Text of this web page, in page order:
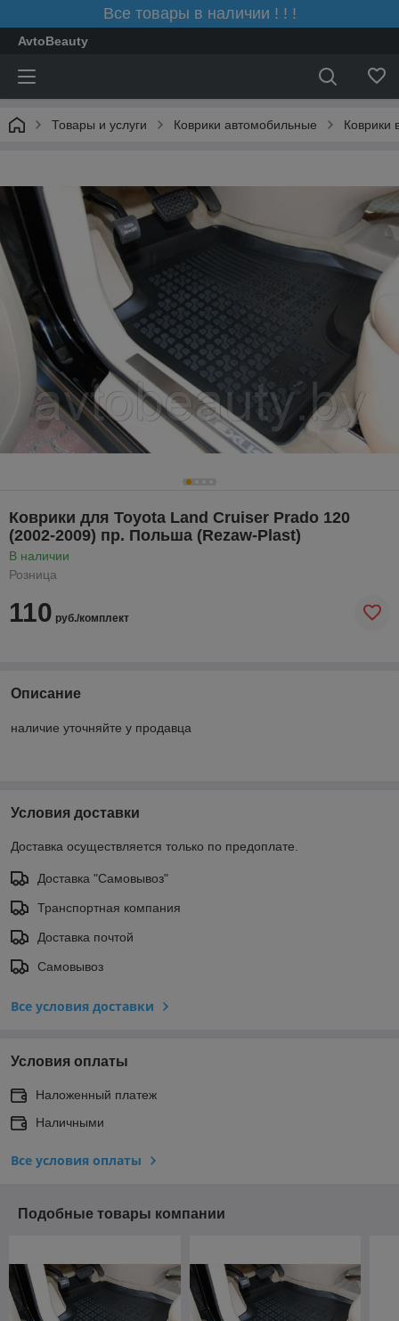
Все товары в наличии ! ! !
AvtoBeauty
Товары и услуги Коврики автомобильные Коврики
Коврики для Toyota Land Cruiser Prado 120
(2002-2009) пр. Польша (Rezaw-Plast)
В наличии
Розница
110 руб./комплект
Описание
наличие уточняйте у продавца
Условия доставки
Доставка осуществляется только по предоплате.
Доставка "Самовывоз"
Транспортная компания
Доставка почтой
Самовывоз
Все условия доставки
Условия оплаты
Наложенный платеж
Наличными
Все условия оплаты
Подобные товары компании